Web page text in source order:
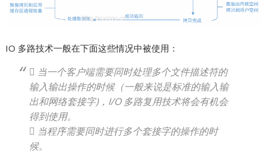
IO 多路技术一般在下面这些情况中被使用：
 当一个客户端需要同时处理多个文件描述符的
输入输出操作的时候（一般来说是标准的输入输
出和网络套接字)，I/O 多路复用技术将会有机会
得到使用。
 当程序需要同时进行多个套接字的操作的时
候。